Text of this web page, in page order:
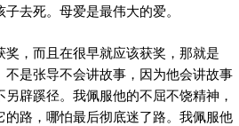
去死。母爱是最伟大的爱。
，而且在很早就应该获奖，那就是
不是张导不会讲故事，因为他会讲故事
辟蹊径。我佩服他的不屈不饶精神，
路，哪怕最后彻底迷了路。我佩服他